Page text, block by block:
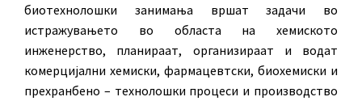
биотехнолошки занимања вршат задачи во
истражувањето во областа на хемиското
инженерство, планираат, организираат и водат
комерцијални хемиски, фармацевтски, биохемиски и
прехранбено – технолошки процеси и производство